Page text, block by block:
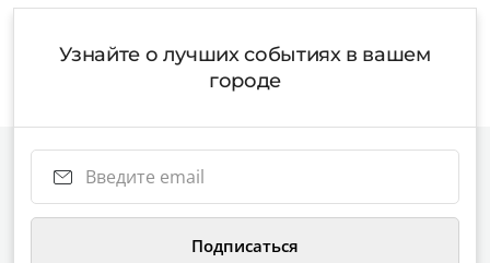
Узнайте о лучших событиях в вашем
городе